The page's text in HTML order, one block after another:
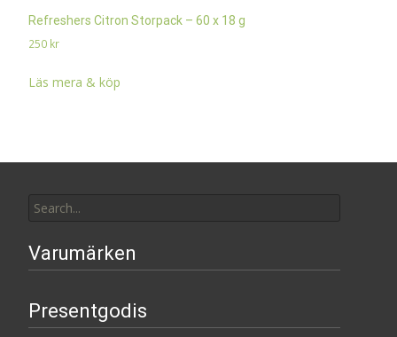
Refreshers Citron Storpack – 60 x 18 g
250 kr
Läs mera & köp
for:
Varumärken
Presentgodis